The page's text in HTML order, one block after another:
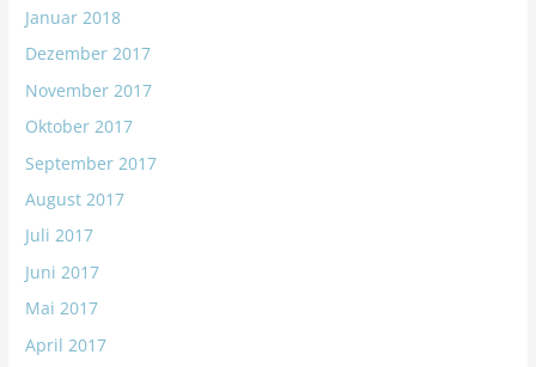
Januar 2018
Dezember 2017
November 2017
Oktober 2017
September 2017
August 2017
Juli 2017
Juni 2017
Mai 2017
April 2017